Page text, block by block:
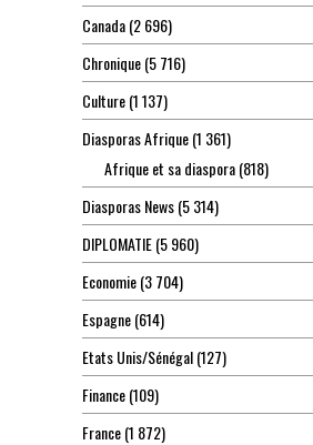
Canada(2 696)
Chronique(5 716)
Culture(1 137)
Diasporas Afrique(1 361)
Afrique et sa diaspora(818)
Diasporas News(5 314)
DIPLOMATIE(5 960)
Economie(3 704)
Espagne(614)
Etats Unis/Sénégal(127)
Finance(109)
France(1 872)